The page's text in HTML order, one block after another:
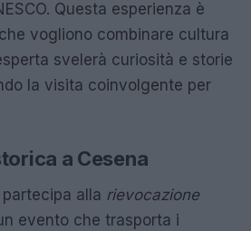
Questa esperienza è
vogliono combinare cultura
svelerà curiosità e storie
la visita coinvolgente per
a Cesena
partecipa alla rievocazione
evento che trasporta i